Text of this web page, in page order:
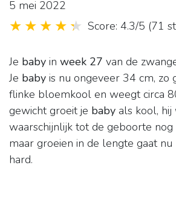
5 mei 2022
Score: 4.3/5 (71
Je baby in week 27 van de
Je baby is nu ongeveer 34 cm, zo
flinke bloemkool en weegt circa
gewicht groeit je baby als kool,
waarschijnlijk tot de geboorte nog
maar groeien in de lengte gaat
hard.